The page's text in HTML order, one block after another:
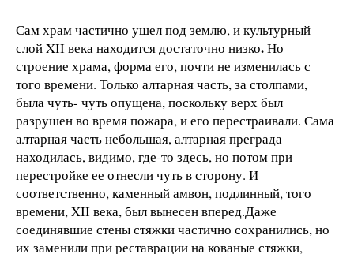
Сам храм частично ушел под землю, и культурный
слой XII века находится достаточно низко.Но
строение храма, форма его, почти не изменилась с
того времени. Только алтарная часть, за столпами,
была чуть- чуть опущена, поскольку верх был
разрушен во время пожара, и его перестраивали. Сама
алтарная часть небольшая, алтарная преграда
находилась, видимо, где-то здесь, но потом при
перестройке ее отнесли чуть в сторону. И
соответственно, каменный амвон, подлинный, того
времени, XII века, был вынесен вперед.Даже
соединявшие стены стяжки частично сохранились, но
их заменили при реставрации на кованые стяжки,